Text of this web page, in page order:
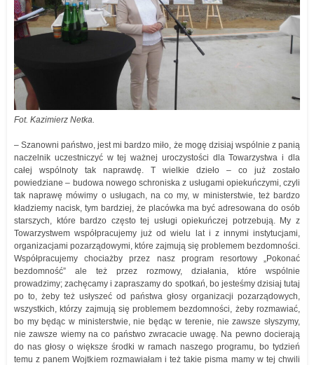
Fot. Kazimierz Netka.
– Szanowni państwo, jest mi bardzo miło, że mogę dzisiaj wspólnie z panią
naczelnik uczestniczyć w tej ważnej uroczystości dla Towarzystwa i dla
całej wspólnoty tak naprawdę. T wielkie dzieło – co już zostało
powiedziane – budowa nowego schroniska z usługami opiekuńczymi, czyli
tak naprawę mówimy o usługach, na co my, w ministerstwie, też bardzo
kładziemy nacisk, tym bardziej, że placówka ma być adresowana do osób
starszych, które bardzo często tej usługi opiekuńczej potrzebują. My z
Towarzystwem współpracujemy już od wielu lat i z innymi instytucjami,
organizacjami pozarządowymi, które zajmują się problemem bezdomności.
Współpracujemy chociażby przez nasz program resortowy „Pokonać
bezdomność” ale też przez rozmowy, działania, które wspólnie
prowadzimy; zachęcamy i zapraszamy do spotkań, bo jesteśmy dzisiaj tutaj
po to, żeby też usłyszeć od państwa głosy organizacji pozarządowych,
wszystkich, którzy zajmują się problemem bezdomności, żeby rozmawiać,
bo my będąc w ministerstwie, nie będąc w terenie, nie zawsze słyszymy,
nie zawsze wiemy na co państwo zwracacie uwagę. Na pewno docierają
do nas głosy o większe środki w ramach naszego programu, bo tydzień
temu z panem Wojtkiem rozmawiałam i też takie pisma mamy w tej chwili